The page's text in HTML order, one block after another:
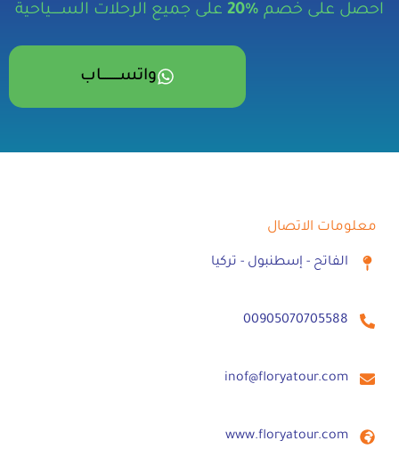
احصل على خصم %20 على جميع الرحلات الســـــياحية
واتســــــــــاب
معلومات الاتصال
الفاتح - إسطنبول - تركيا
00905070705588⁩
inof@floryatour.com
www.floryatour.com